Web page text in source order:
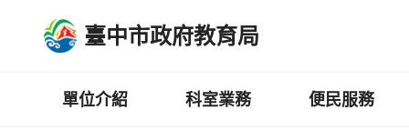
臺中市政府教育局
單位介紹 科室業務 便民服務